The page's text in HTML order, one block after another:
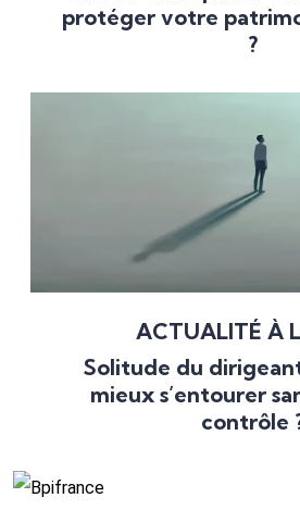
protéger votre
?
ACTUALITÉ À
Solitude du
mieux s’entourer
contrôle